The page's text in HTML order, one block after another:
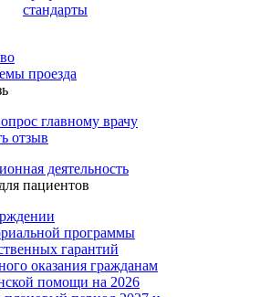
стандарты
проезда
главному врачу
отзыв
деятельность
пациентов
программы
гарантий
оказания гражданам
помощи на 2026